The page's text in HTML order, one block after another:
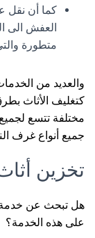
كما أن نقل
العفش الى
متطورة
والعديد من
كتغليف الأثاث
مختلفة تتسع
جميع أنواع غرف
تخزين
هل تبحث عن خدمة
على هذه الخدمة؟